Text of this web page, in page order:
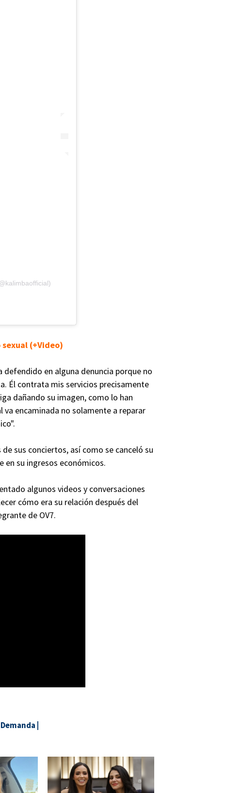
(+Video)
en alguna denuncia porque no
Él contrata mis servicios precisamente
dañando su imagen, como lo han
va encaminada no solamente a reparar
sus conciertos, así como se canceló su
en su ingresos económicos.
algunos videos y conversaciones
cómo era su relación después del
de OV7.
Demanda